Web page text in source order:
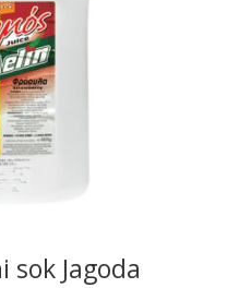
sok Jagoda